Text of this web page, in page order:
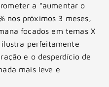
a “aumentar o
nos próximos 3 meses,
focados em temas X
ilustra perfeitamente
e o desperdício de
mais leve e